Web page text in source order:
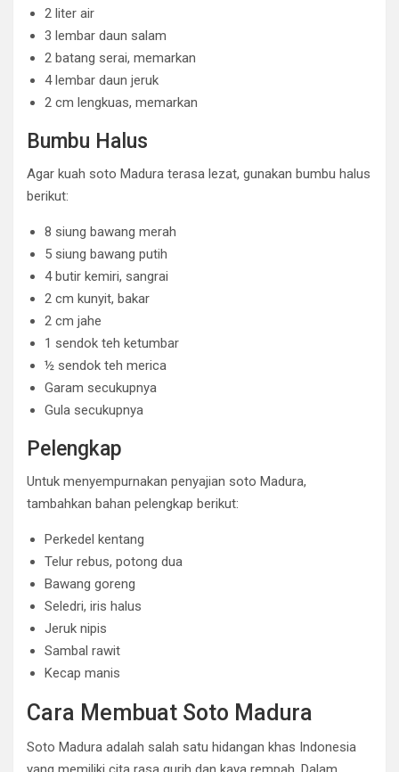
2 liter air
3 lembar daun salam
2 batang serai, memarkan
4 lembar daun jeruk
2 cm lengkuas, memarkan
Bumbu Halus
Agar kuah soto Madura terasa lezat, gunakan bumbu halus
berikut:
8 siung bawang merah
5 siung bawang putih
4 butir kemiri, sangrai
2 cm kunyit, bakar
2 cm jahe
1 sendok teh ketumbar
½ sendok teh merica
Garam secukupnya
Gula secukupnya
Pelengkap
Untuk menyempurnakan penyajian soto Madura,
tambahkan bahan pelengkap berikut:
Perkedel kentang
Telur rebus, potong dua
Bawang goreng
Seledri, iris halus
Jeruk nipis
Sambal rawit
Kecap manis
Cara Membuat Soto Madura
Soto Madura adalah salah satu hidangan khas Indonesia